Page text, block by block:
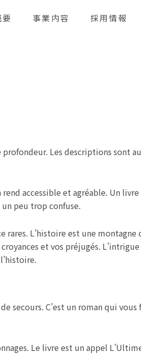
事業内容 採用情報
Les descriptions sont
accessible et agréable. Un
peu trop confuse.
L’histoire est une montagne
et vos préjugés.
secours. C’est un roman qui vous
Le livre est un appel